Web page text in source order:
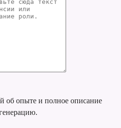
об опыте и полное описание